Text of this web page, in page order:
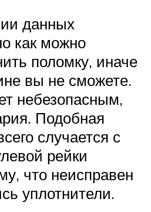
данных
как можно
поломку, иначе
вы не сможете.
небезопасным,
Подобная
случается с
рейки
что неисправен
уплотнители.